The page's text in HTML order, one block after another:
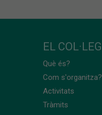
EL COL·LEGI
Què és?
Com s'organitza?
Activitats
Tràmits